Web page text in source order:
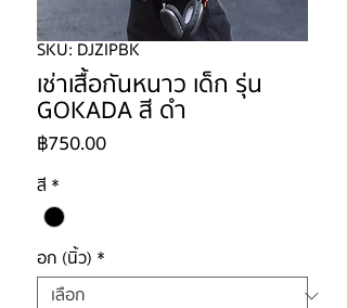
SKU: DJZIPBK
เช่าเสื้อกันหนาว เด็ก รุ่น
GOKADA สี ดำ
฿750.00ราคา
สี *
อก (นิ้ว) *